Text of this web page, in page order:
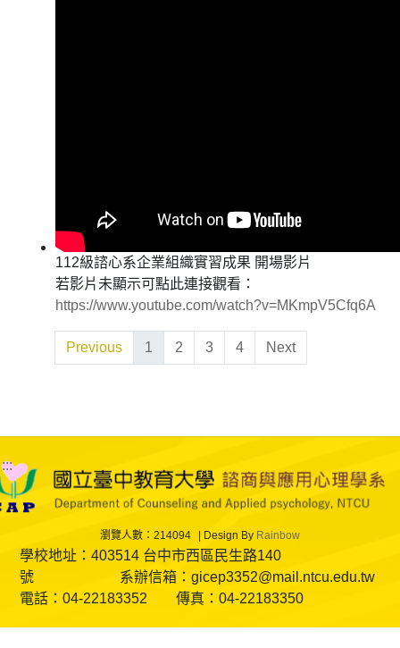
112級諮心系企業組織實習成果 開場影片
若影片未顯示可點此連接觀看：
https://www.youtube.com/watch?v=MKmpV5Cfq6A
Previous 1 2 3 4 Next
:::
瀏覽人數：214094 Design By Rainbow
學校地址：403514 台中市西區民生路140
號 系辦信箱：gicep3352@mail.ntcu.edu.tw
電話：04-22183352 傳真：04-22183350